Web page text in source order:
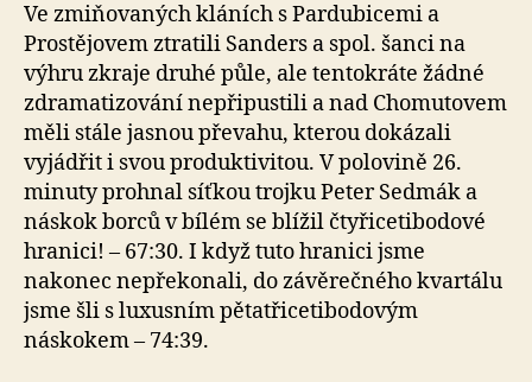
Ve zmiňovaných kláních s Pardubicemi a
Prostějovem ztratili Sanders a spol. šanci na
výhru zkraje druhé půle, ale tentokráte žádné
zdramatizování nepřipustili a nad Chomutovem
měli stále jasnou převahu, kterou dokázali
vyjádřit i svou produktivitou. V polovině 26.
minuty prohnal síťkou trojku Peter Sedmák a
náskok borců v bílém se blížil čtyřicetibodové
hranici! – 67:30. I když tuto hranici jsme
nakonec nepřekonali, do závěrečného kvartálu
jsme šli s luxusním pětatřicetibodovým
náskokem – 74:39.